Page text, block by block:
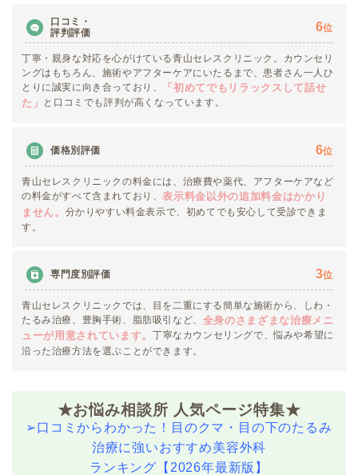
口コミ・
評判評価
6位
丁寧・親身な対応を心がけている青山セレスクリニック。カウンセリ
ングはもちろん、施術やアフターケアにいたるまで、患者さん一人ひ
とりに誠実に向き合っており、
「初めてでもリラックスして話せ
た」
と口コミでも評判が高くなっています。
価格別評価 6位
青山セレスクリニックの料金には、治療費や薬代、アフターケアなど
の料金がすべて含まれており、表示料金以外の追加料金はかかり
ません。 分かりやすい料金表示で、初めてでも安心して受診できま
す。
専門度別評価 3位
青山セレスクリニックでは、目を二重にする簡単な施術から、しわ・
たるみ治療、豊胸手術、脂肪吸引など、 全身のさまざまな治療メニ
ューが用意されています。 丁寧なカウンセリングで、悩みや希望に
沿った治療方法を選ぶことができます。
★お悩み相談所 人気ページ特集★
➢口コミからわかった！目のクマ・目の下のたるみ
治療に強いおすすめ美容外科
ランキング【2026年最新版】